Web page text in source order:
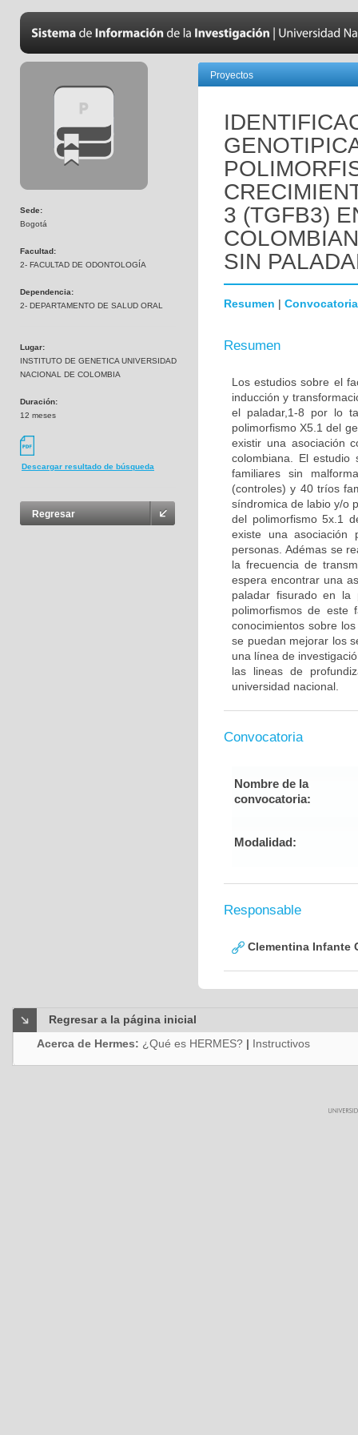
Sede:
Bogotá
Facultad:
2- FACULTAD DE ODONTOLOGÍA
Dependencia:
2- DEPARTAMENTO DE SALUD ORAL
Lugar:
INSTITUTO DE GENETICA UNIVERSIDAD
NACIONAL DE COLOMBIA
Duración:
12 meses
Descargar resultado de búsqueda
Regresar
Proyectos
3 (TGFB3)
SIN
Resumen | Convocatoria
Resumen
Los estudios sobre el
inducción y
el paladar,1-8 por lo
polimorfismo X5.1 del
existir una asociación
colombiana. El
familiares sin
(controles) y 40 tríos
síndromica de labio y/o
del polimorfismo 5x.1
existe una asociación
personas. Adémas se
la frecuencia de
espera encontrar una
paladar fisurado en la
polimorfismos de este
conocimientos sobre
se puedan mejorar los
una línea de
las lineas de
universidad nacional.
Convocatoria
Nombre de la
convocatoria:
Modalidad:
Responsable
Clementina Infante
Regresar a la página inicial
Acerca de Hermes: ¿Qué es HERMES? | Instructivos